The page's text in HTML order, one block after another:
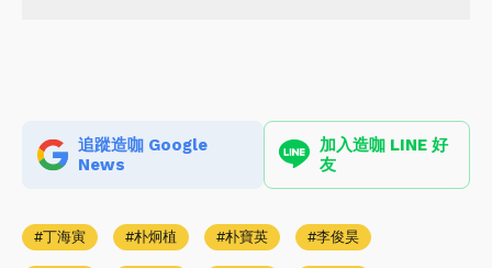
追蹤造咖 Google
News
加入造咖 LINE 好
友
丁海寅 朴炯植 朴寶英 李俊昊